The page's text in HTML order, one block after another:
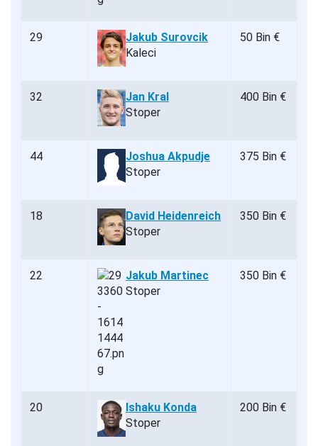
29
Jakub Surovcik
Kaleci
50 Bin €
32
Jan Kral
Stoper
400 Bin €
44
Joshua Akpudje
Stoper
375 Bin €
18
David Heidenreich
Stoper
350 Bin €
22
Jakub Martinec
Stoper
350 Bin €
20
Ishaku Konda
Stoper
200 Bin €